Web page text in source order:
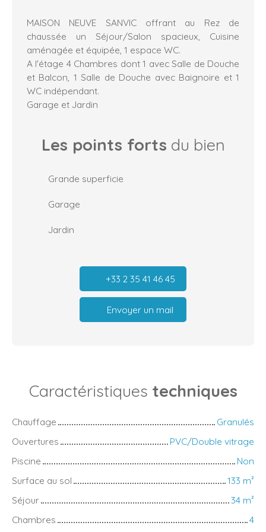
MAISON NEUVE SANVIC offrant au Rez de
chaussée un Séjour/Salon spacieux, Cuisine
aménagée et équipée, 1 espace WC.
A l'étage 4 Chambres dont 1 avec Salle de Douche
et Balcon, 1 Salle de Douche avec Baignoire et 1
WC indépendant.
Garage et Jardin
Les points forts du bien
Grande superficie
Garage
Jardin
+33 2 35 41 46 45
Envoyer un mail
Caractéristiques techniques
Chauffage
Granulés
Ouvertures
PVC/Double vitrage
Piscine
Non
Surface au sol
133 m²
Séjour
34 m²
Chambres
4